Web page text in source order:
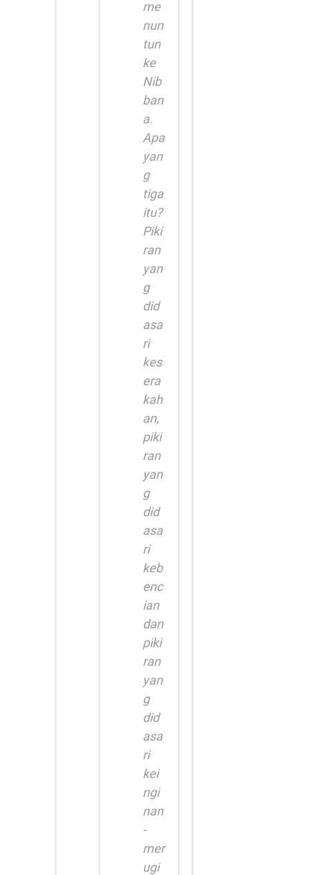
me
nun
tun
ke
Nib
ban
a.
Apa
yan
g
tiga
itu?
Piki
ran
yan
g
did
asa
ri
kes
era
kah
an,
piki
ran
yan
g
did
asa
ri
keb
enc
ian
dan
piki
ran
yan
g
did
asa
ri
kei
ngi
nan
-
mer
ugi